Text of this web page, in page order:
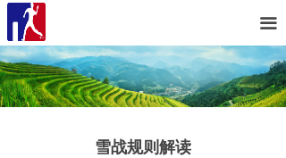
끀
首页
美丽乡村
新闻资讯
雪战规则解读